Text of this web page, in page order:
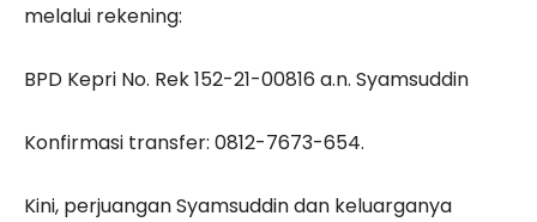
melalui rekening:
BPD Kepri No. Rek 152-21-00816 a.n. Syamsuddin
Konfirmasi transfer: 0812-7673-654.
Kini, perjuangan Syamsuddin dan keluarganya